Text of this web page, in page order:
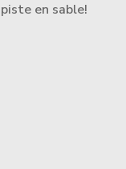
en sable!